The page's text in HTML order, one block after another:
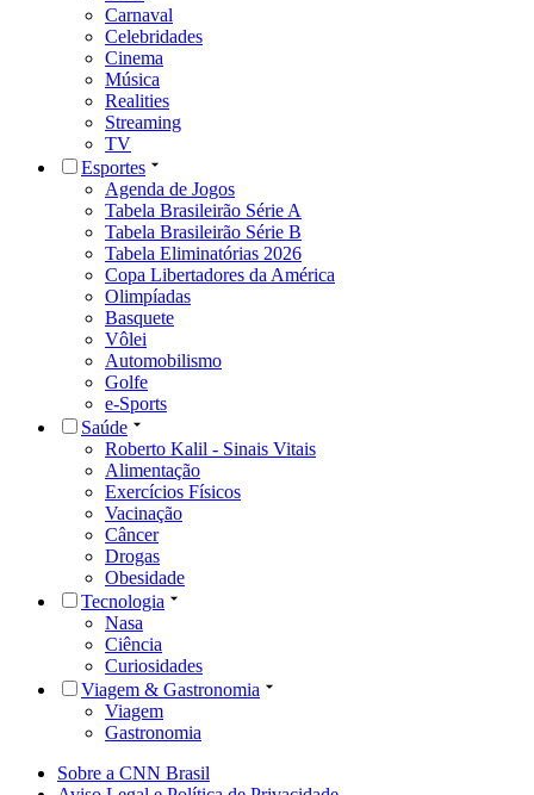
Carnaval
Celebridades
Cinema
Música
Realities
Streaming
TV
Esportes
Agenda de Jogos
Tabela Brasileirão Série A
Tabela Brasileirão Série B
Tabela Eliminatórias 2026
Copa Libertadores da América
Olimpíadas
Basquete
Vôlei
Automobilismo
Golfe
e-Sports
Saúde
Roberto Kalil - Sinais Vitais
Alimentação
Exercícios Físicos
Vacinação
Câncer
Drogas
Obesidade
Tecnologia
Nasa
Ciência
Curiosidades
Viagem & Gastronomia
Viagem
Gastronomia
Sobre a CNN Brasil